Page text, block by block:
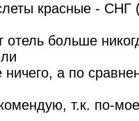
красные - СНГ
отель больше
ничего, а по
т.к. по-